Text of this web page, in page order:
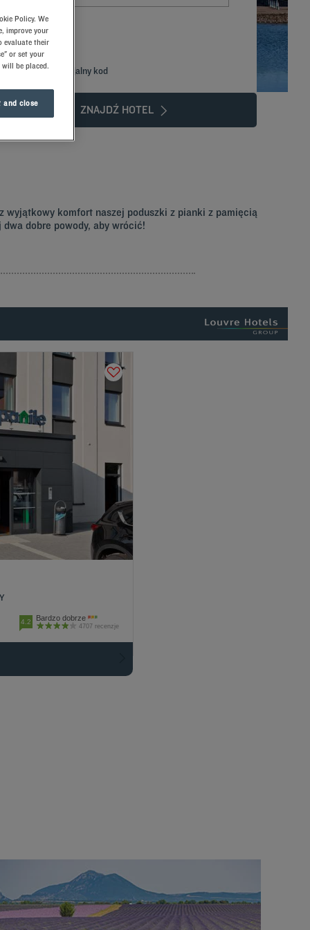
ZNAJDŹ HOTEL
Dodaj specjalny kod
wyjątkowy komfort naszej poduszki z pianki z pamięcią
dobre powody, aby wrócić!
4.2 Bardzo dobrze
4707 recenzje
Policy. We
improve your
evaluate their
or set your
will be placed.
and close